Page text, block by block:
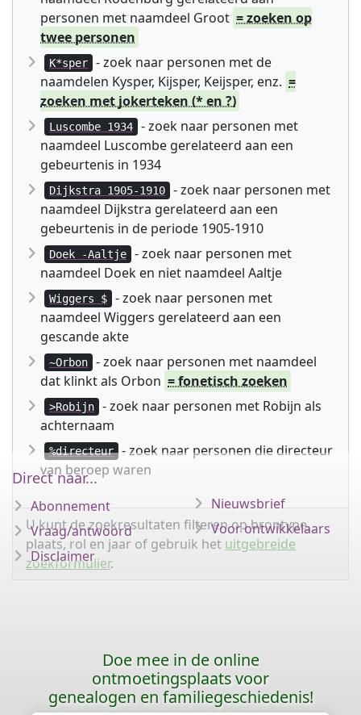
personen met naamdeel Groot = zoeken op
twee personen
K*sper
- zoek naar personen met de
naamdelen Kysper, Kijsper, Keijsper, enz. =
zoeken met jokerteken (* en ?)
Luscombe 1934
- zoek naar personen met
naamdeel Luscombe gerelateerd aan een
gebeurtenis in 1934
Dijkstra 1905-1910
- zoek naar personen met
naamdeel Dijkstra gerelateerd aan een
gebeurtenis in de periode 1905-1910
Doek -Aaltje
- zoek naar personen met
naamdeel Doek en niet naamdeel Aaltje
Wiggers $
- zoek naar personen met
naamdeel Wiggers gerelateerd aan een
gescande akte
~Orbon
- zoek naar personen met naamdeel
dat klinkt als Orbon = fonetisch zoeken
>Robijn
- zoek naar personen met Robijn als
achternaam
%directeur
- zoek naar personen die directeur
van beroep waren
U kunt de zoekresultaten filteren op brontype,
plaats, rol en jaar of gebruik het uitgebreide
zoekformulier.
Direct naar...
Abonnement
Vraag/antwoord
Disclaimer
Nieuwsbrief
Voor ontwikkelaars
Doe mee in de online
ontmoetingsplaats voor
genealogen en familiegeschiedenis!